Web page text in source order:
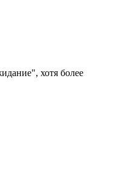
хотя более